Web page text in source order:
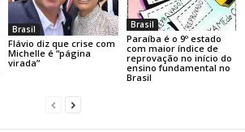
Brasil
Flávio diz que crise com
Michelle é “página
virada”
Brasil
Paraíba é o 9º estado
com maior índice de
reprovação no início do
ensino fundamental no
Brasil